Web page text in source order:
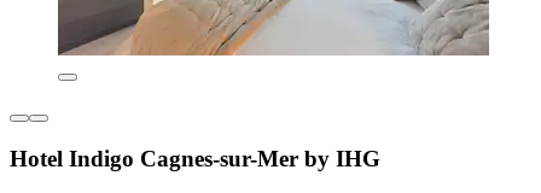
Hotel Indigo Cagnes-sur-Mer by IHG